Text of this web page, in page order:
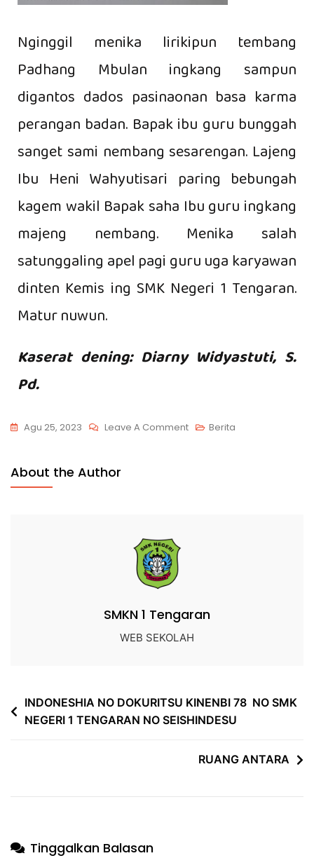
Nginggil menika lirikipun tembang
Padhang Mbulan ingkang sampun
digantos dados pasinaonan basa karma
perangan badan. Bapak ibu guru bunggah
sanget sami nembang sesarengan. Lajeng
Ibu Heni Wahyutisari paring bebungah
kagem wakil Bapak saha Ibu guru ingkang
majeng nembang. Menika salah
satunggaling apel pagi guru uga karyawan
dinten Kemis ing SMK Negeri 1 Tengaran.
Matur nuwun.
Kaserat dening: Diarny Widyastuti, S.
Pd.
Agu 25, 2023 Leave A Comment Berita
About the Author
SMKN 1 Tengaran
WEB SEKOLAH
INDONESHIA NO DOKURITSU KINENBI 78 NO SMK
NEGERI 1 TENGARAN NO SEISHINDESU
RUANG ANTARA
Tinggalkan Balasan